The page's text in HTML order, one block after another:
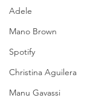
Adele
Mano Brown
Spotify
Christina Aguilera
Manu Gavassi